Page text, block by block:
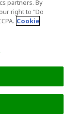
partners. By
right to "Do
Cookie